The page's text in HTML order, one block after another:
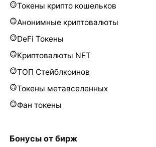
Токены крипто кошельков
Анонимные криптовалюты
DeFi Токены
Криптовалюты NFT
ТОП Стейблкоинов
Токены метавселенных
Фан токены
Бонусы от бирж